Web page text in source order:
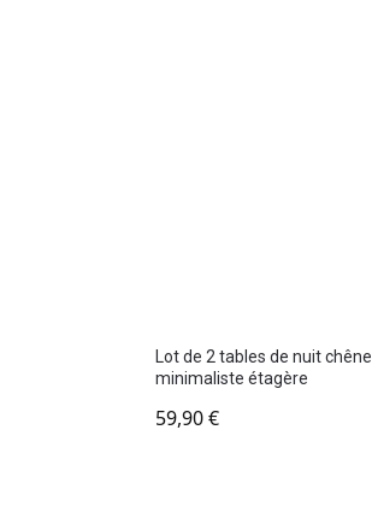
Lot de 2 tables de nuit chêne
minimaliste étagère
59,90€